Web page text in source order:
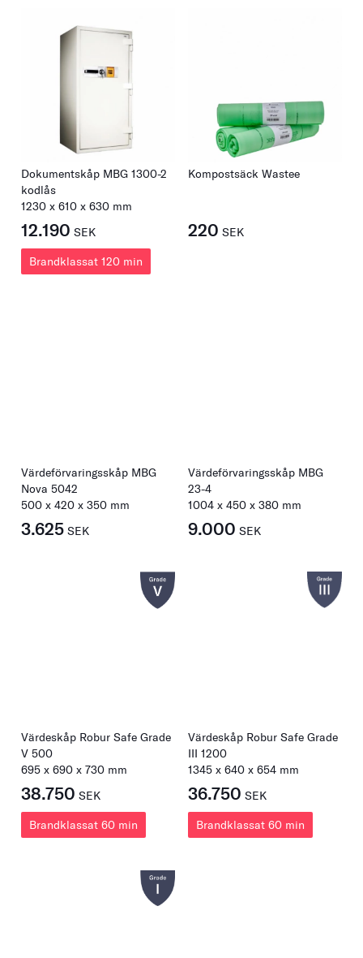
Dokumentskåp MBG 1300-2
kodlås
1230 x 610 x 630 mm
12.190 SEK
Brandklassat 120 min
Kompostsäck Wastee
220 SEK
Värdeförvaringsskåp MBG
Nova 5042
500 x 420 x 350 mm
3.625 SEK
Värdeförvaringsskåp MBG
23-4
1004 x 450 x 380 mm
9.000 SEK
Värdeskåp Robur Safe Grade
V 500
695 x 690 x 730 mm
38.750 SEK
Brandklassat 60 min
Värdeskåp Robur Safe Grade
III 1200
1345 x 640 x 654 mm
36.750 SEK
Brandklassat 60 min